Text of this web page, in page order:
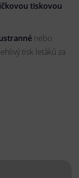
tiskovou
nebo
tisk letáků za